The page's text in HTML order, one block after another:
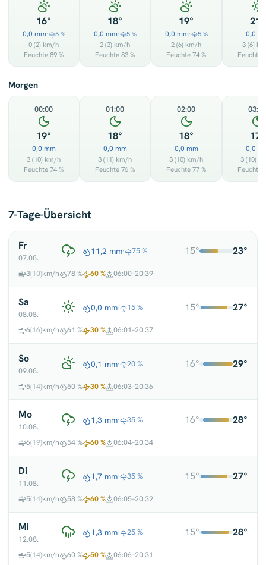
16°
0,0 mm· 5 %
0 (2) km/h
Feuchte 89 %
18°
0,0 mm· 5 %
2 (3) km/h
Feuchte 83 %
19°
0,0 mm· 5 %
2 (6) km/h
Feuchte 74 %
21°
0,0
3 (6)
Feuchte
Morgen
00:00
19°
0,0 mm
3 (10) km/h
Feuchte 74 %
01:00
18°
0,0 mm
3 (11) km/h
Feuchte 76 %
02:00
18°
0,0 mm
3 (10) km/h
Feuchte 77 %
17°
0,0
3 (10)
Feuchte
7-Tage-Übersicht
Fr
07.08.
11,2 mm· 75 % 15° 23°
3(10)km/h 78 % 60 % 06:00–20:39
Sa
08.08.
0,0 mm· 15 % 15° 27°
6(16)km/h 61 % 30 % 06:01–20:37
So
09.08.
0,1 mm· 20 % 16° 29°
5(14)km/h 50 % 30 % 06:03–20:36
Mo
10.08.
1,3 mm· 35 % 16° 28°
6(19)km/h 54 % 60 % 06:04–20:34
Di
11.08.
1,7 mm· 35 % 15° 27°
5(14)km/h 58 % 60 % 06:05–20:32
Mi
12.08.
1,3 mm· 25 % 15° 28°
5(14)km/h 60 % 50 % 06:06–20:31